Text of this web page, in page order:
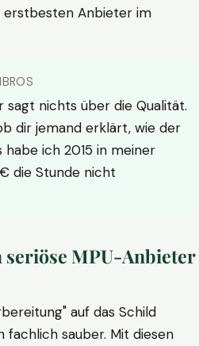
Anbieter im
sagt nichts über die Qualität.
dir jemand erklärt, wie der
ich 2015 in meiner
die Stunde nicht
seriöse MPU-Anbieter
auf das Schild
sauber. Mit diesen